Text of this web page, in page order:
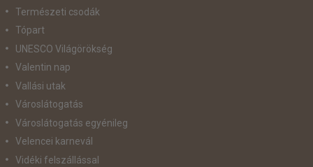
Természeti csodák
Tópart
UNESCO Világörökség
Valentin nap
Vallási utak
Városlátogatás
Városlátogatás egyénileg
Velencei karnevál
Vidéki felszállással